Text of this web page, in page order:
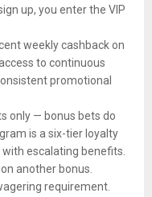
up, you enter the VIP
weekly cashback on
to continuous
promotional
only — bonus bets do
is a six-tier loyalty
escalating benefits.
another bonus.
requirement.